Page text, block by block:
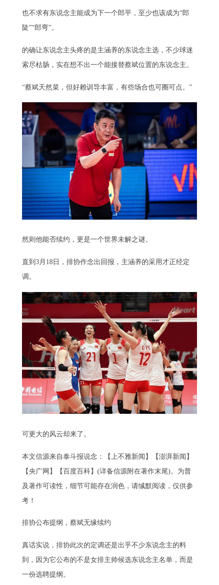
也不求有东说念主能成为下一个郎平，至少也该成为“郎
陡”“郎弯”。
的确让东说念主头疼的是主涵养的东说念主选，不少球迷
索尽枯肠，实在想不出一个能接替蔡斌位置的东说念主。
“蔡斌天然菜，但好赖训导丰富，有些场合也可圈可点。”
然则他能否续约，更是一个世界未解之谜。
直到3月18日，排协作念出回报，主涵养的采用才正经定
调。
可更大的风云却来了。
本文信源来自泰斗报说念：【上不雅新闻】【澎湃新闻】
【央广网】【百度百科】(详备信源附在著作末尾)。为普
及著作可读性，细节可能存在润色，请缄默阅读，仅供参
考！
排协公布提纲，蔡斌无缘续约
真话实说，排协此次的定调还是出乎不少东说念主的料
到，因为它公布的不是女排主帅候选东说念主名单，而是
一份选聘提纲。